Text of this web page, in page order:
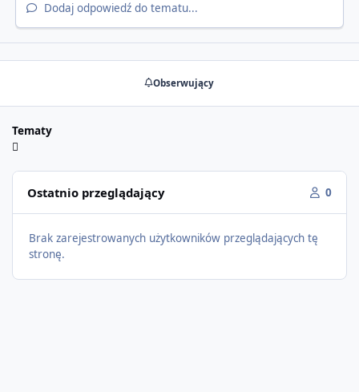
Dodaj odpowiedź do tematu...
Obserwujący
Tematy
Ostatnio przeglądający 0
Brak zarejestrowanych użytkowników przeglądających tę
stronę.